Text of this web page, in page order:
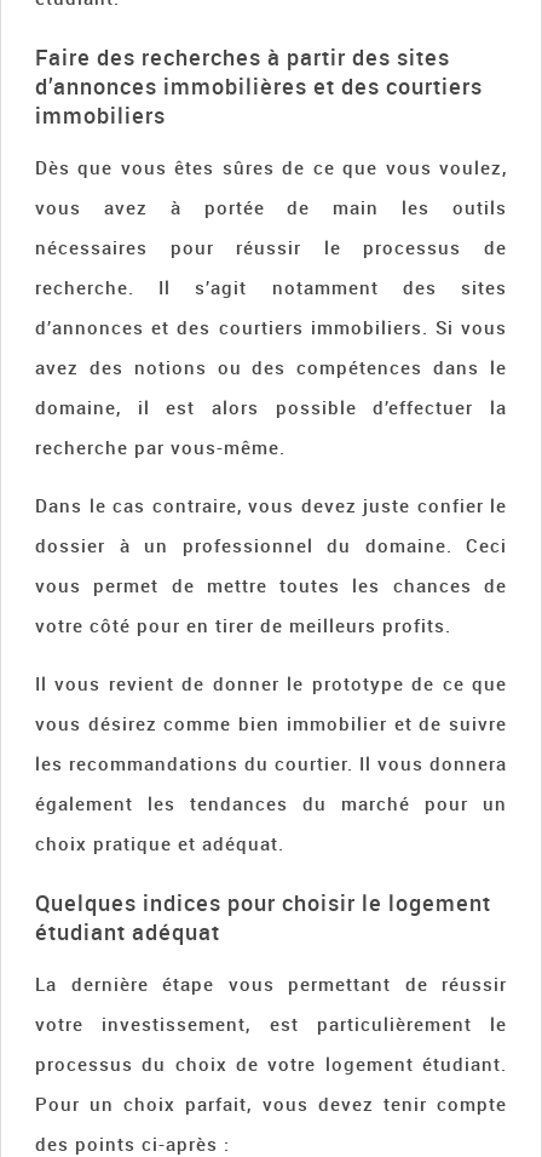
Faire des recherches à partir des sites
d’annonces immobilières et des courtiers
immobiliers
Dès que vous êtes sûres de ce que vous voulez,
vous avez à portée de main les outils
nécessaires pour réussir le processus de
recherche. Il s’agit notamment des sites
d’annonces et des courtiers immobiliers. Si vous
avez des notions ou des compétences dans le
domaine, il est alors possible d’effectuer la
recherche par vous-même.
Dans le cas contraire, vous devez juste confier le
dossier à un professionnel du domaine. Ceci
vous permet de mettre toutes les chances de
votre côté pour en tirer de meilleurs profits.
Il vous revient de donner le prototype de ce que
vous désirez comme bien immobilier et de suivre
les recommandations du courtier. Il vous donnera
également les tendances du marché pour un
choix pratique et adéquat.
Quelques indices pour choisir le logement
étudiant adéquat
La dernière étape vous permettant de réussir
votre investissement, est particulièrement le
processus du choix de votre logement étudiant.
Pour un choix parfait, vous devez tenir compte
des points ci-après :